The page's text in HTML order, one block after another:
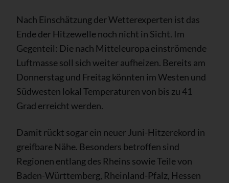
Nach Einschätzung der Wetterexperten ist das
Ende der Hitzewelle noch nicht in Sicht. Im
Gegenteil: Die nach Mitteleuropa einströmende
Luftmasse soll sich weiter aufheizen. Bereits am
Donnerstag und Freitag könnten im Westen und
Südwesten lokal Temperaturen von bis zu 41
Grad erreicht werden.
Damit rückt sogar ein neuer Juni-Hitzerekord in
greifbare Nähe. Besonders betroffen sind
Regionen entlang des Rheins sowie Teile von
Baden-Württemberg, Rheinland-Pfalz, Hessen